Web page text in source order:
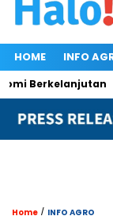
HOME INFO
Home / INFO AGRO